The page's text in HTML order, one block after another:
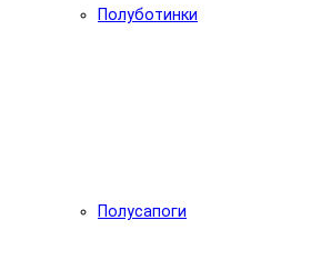
Полуботинки
Полусапоги